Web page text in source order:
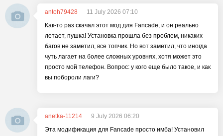
antoh79428
11 July 2026 07:10
Как-то раз скачал этот мод для Fancade, и он реально
летает, пушка! Установка прошла без проблем, никаких
багов не заметил, все топчик. Но вот заметил, что иногда
чуть лагает на более сложных уровнях, хотя может это
просто мой телефон. Вопрос: у кого еще было такое, и как
вы побороли лаги?
anetka-11214
9 July 2026 06:20
Эта модификация для Fancade просто имба! Установил